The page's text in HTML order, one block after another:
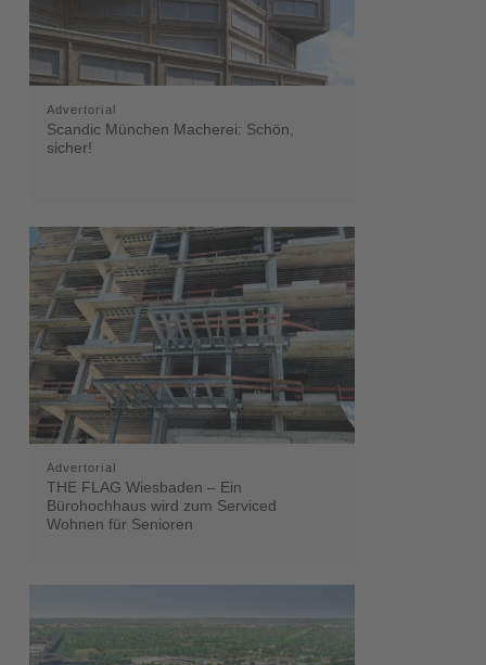
Advertorial
Scandic München Macherei: Schön,
sicher!
Advertorial
THE FLAG Wiesbaden – Ein
Bürohochhaus wird zum Serviced
Wohnen für Senioren